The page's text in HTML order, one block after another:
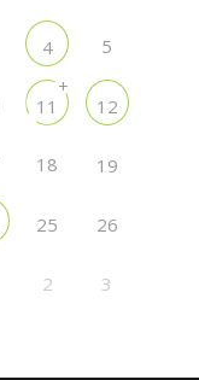
4 5
11
+
12
18 19
25 26
2 3